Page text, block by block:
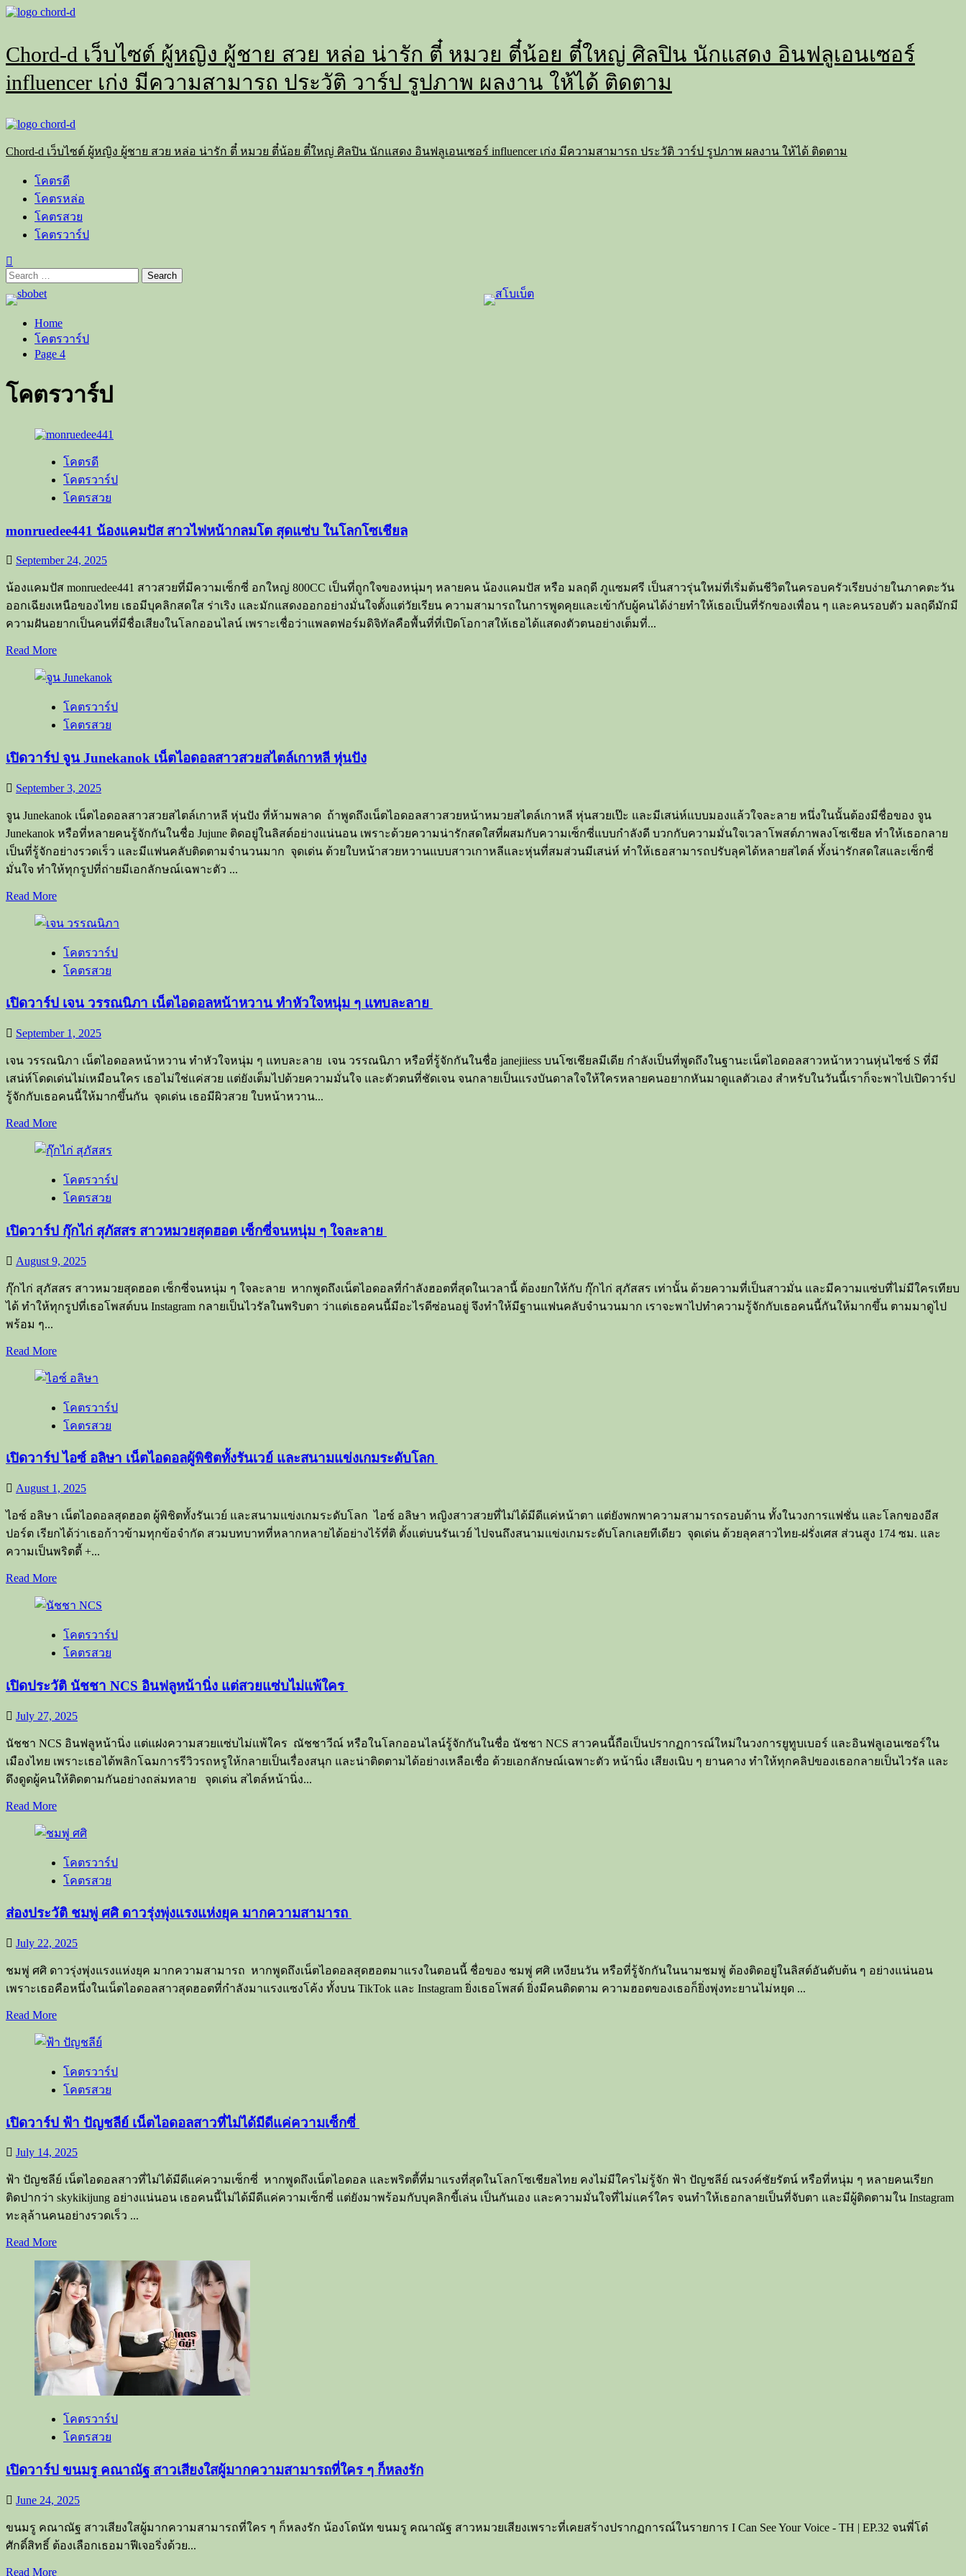
Skip
Chord-d เว็บไซต์ ผู้หญิง ผู้ชาย สวย หล่อ น่ารัก ตี๋ หมวย ตี๋น้อย ตี๋ใหญ่ ศิลปิน นักแสดง อินฟลูเอนเซอร์
influencer เก่ง มีความสามารถ ประวัติ วาร์ป รูปภาพ ผลงาน ให้ได้ ติดตาม
Primary
Chord-d เว็บไซต์ ผู้หญิง ผู้ชาย สวย หล่อ น่ารัก ตี๋ หมวย ตี๋น้อย ตี๋ใหญ่ ศิลปิน นักแสดง อินฟลูเอนเซอร์ influencer เก่ง มีความสามารถ ประวัติ วาร์ป รูปภาพ ผลงาน ให้ได้ ติดตาม
โคตรดี
โคตรหล่อ
โคตรสวย
โคตรวาร์ป
Search
for:
Home
โคตรวาร์ป
Page 4
โคตรวาร์ป
โคตรดี
โคตรวาร์ป
โคตรสวย
monruedee441 น้องแคมปัส สาวไฟหน้ากลมโต สุดแซ่บ ในโลกโซเชียล
September 24, 2025
น้องแคมปัส monruedee441 สาวสวยที่มีความเซ็กซี่ อกใหญ่ 800CC เป็นที่ถูกใจของหนุ่มๆ หลายคน น้องแคมปัส หรือ มลฤดี ภูแซมศรี เป็นสาวรุ่นใหม่ที่เริ่มต้นชีวิตในครอบครัวเรียบง่ายในภาคตะวัน
ออกเฉียงเหนือของไทย เธอมีบุคลิกสดใส ร่าเริง และมักแสดงออกอย่างมั่นใจตั้งแต่วัยเรียน ความสามารถในการพูดคุยและเข้ากับผู้คนได้ง่ายทำให้เธอเป็นที่รักของเพื่อน ๆ และคนรอบตัว มลฤดีมักมี
ความฝันอยากเป็นคนที่มีชื่อเสียงในโลกออนไลน์ เพราะเชื่อว่าแพลตฟอร์มดิจิทัลคือพื้นที่ที่เปิดโอกาสให้เธอได้แสดงตัวตนอย่างเต็มที่...
Read MoreRead
about
น้อง
แคมปัส
ไฟ
กลม
โต
สุด
แซ่บ
ใน
โซ
เชีย
โคตรวาร์ป
โคตรสวย
เปิดวาร์ป จูน Junekanok เน็ตไอดอลสาวสวยสไตล์เกาหลี หุ่นปัง
September 3, 2025
จูน Junekanok เน็ตไอดอลสาวสวยสไตล์เกาหลี หุ่นปัง ที่ห้ามพลาด ถ้าพูดถึงเน็ตไอดอลสาวสวยหน้าหมวยสไตล์เกาหลี หุ่นสวยเป๊ะ และมีเสน่ห์แบบมองแล้วใจละลาย หนึ่งในนั้นต้องมีชื่อของ จูน
Junekanok หรือที่หลายคนรู้จักกันในชื่อ Jujune ติดอยู่ในลิสต์อย่างแน่นอน เพราะด้วยความน่ารักสดใสที่ผสมกับความเซ็กซี่แบบกำลังดี บวกกับความมั่นใจเวลาโพสต์ภาพลงโซเชียล ทำให้เธอกลาย
เป็นที่รู้จักอย่างรวดเร็ว และมีแฟนคลับติดตามจำนวนมาก จุดเด่น ด้วยใบหน้าสวยหวานแบบสาวเกาหลีและหุ่นที่สมส่วนมีเสน่ห์ ทำให้เธอสามารถปรับลุคได้หลายสไตล์ ทั้งน่ารักสดใสและเซ็กซี่
มั่นใจ ทำให้ทุกรูปที่ถ่ายมีเอกลักษณ์เฉพาะตัว ...
Read MoreRead
about
วาร์
Junekanok
ไอ
ดอล
สาว
สวย
เกาหลี
หุ่น
โคตรวาร์ป
โคตรสวย
เปิดวาร์ป เจน วรรณนิภา เน็ตไอดอลหน้าหวาน ทำหัวใจหนุ่ม ๆ แทบละลาย
September 1, 2025
เจน วรรณนิภา เน็ตไอดอลหน้าหวาน ทำหัวใจหนุ่ม ๆ แทบละลาย เจน วรรณนิภา หรือที่รู้จักกันในชื่อ janejiiess บนโซเชียลมีเดีย กำลังเป็นที่พูดถึงในฐานะเน็ตไอดอลสาวหน้าหวานหุ่นไซซ์ S ที่มี
เสน่ห์โดดเด่นไม่เหมือนใคร เธอไม่ใช่แค่สวย แต่ยังเต็มไปด้วยความมั่นใจ และตัวตนที่ชัดเจน จนกลายเป็นแรงบันดาลใจให้ใครหลายคนอยากหันมาดูแลตัวเอง สำหรับในวันนี้เราก็จะพาไปเปิดวาร์ป
รู้จักกับเธอคนนี้ให้มากขึ้นกัน จุดเด่น เธอมีผิวสวย ใบหน้าหวาน...
Read MoreRead
about
วาร์
วรรณ
ไอ
ดอล
หัวใจ
แทบ
ละลาย
โคตรวาร์ป
โคตรสวย
เปิดวาร์ป กุ๊กไก่ สุภัสสร สาวหมวยสุดฮอต เซ็กซี่จนหนุ่ม ๆ ใจละลาย
August 9, 2025
กุ๊กไก่ สุภัสสร สาวหมวยสุดฮอต เซ็กซี่จนหนุ่ม ๆ ใจละลาย หากพูดถึงเน็ตไอดอลที่กำลังฮอตที่สุดในเวลานี้ ต้องยกให้กับ กุ๊กไก่ สุภัสสร เท่านั้น ด้วยความที่เป็นสาวมั่น และมีความแซ่บที่ไม่มีใครเทียบ
ได้ ทำให้ทุกรูปที่เธอโพสต์บน Instagram กลายเป็นไวรัลในพริบตา ว่าแต่เธอคนนี้มีอะไรดีซ่อนอยู่ จึงทำให้มีฐานแฟนคลับจำนวนมาก เราจะพาไปทำความรู้จักกับเธอคนนี้กันให้มากขึ้น ตามมาดูไป
พร้อม ๆ...
Read MoreRead
about
วาร์
ไก่
สาว
ห
มวย
เซ็กซี่
จน
หนุ่ม
ใจ
โคตรวาร์ป
โคตรสวย
เปิดวาร์ป ไอซ์ อลิษา เน็ตไอดอลผู้พิชิตทั้งรันเวย์ และสนามแข่งเกมระดับโลก
August 1, 2025
ไอซ์ อลิษา เน็ตไอดอลสุดฮอต ผู้พิชิตทั้งรันเวย์ และสนามแข่งเกมระดับโลก ไอซ์ อลิษา หญิงสาวสวยที่ไม่ได้มีดีแค่หน้าตา แต่ยังพกพาความสามารถรอบด้าน ทั้งในวงการแฟชั่น และโลกของอีส
ปอร์ต เรียกได้ว่าเธอก้าวข้ามทุกข้อจำกัด สวมบทบาทที่หลากหลายได้อย่างไร้ที่ติ ตั้งแต่บนรันเวย์ ไปจนถึงสนามแข่งเกมระดับโลกเลยทีเดียว จุดเด่น ด้วยลุคสาวไทย-ฝรั่งเศส ส่วนสูง 174 ซม. และ
ความเป็นพริตตี้ +...
Read MoreRead
about
วาร์
อ
ไอ
ดอล
ผู้
รันเวย์
สนาม
แข่ง
เกม
โลก
โคตรวาร์ป
โคตรสวย
เปิดประวัติ นัชชา NCS อินฟลูหน้านิ่ง แต่สวยแซ่บไม่แพ้ใคร
July 27, 2025
นัชชา NCS อินฟลูหน้านิ่ง แต่แฝงความสวยแซ่บไม่แพ้ใคร ณัชชาวีณ์ หรือในโลกออนไลน์รู้จักกันในชื่อ นัชชา NCS สาวคนนี้ถือเป็นปรากฏการณ์ใหม่ในวงการยูทูบเบอร์ และอินฟลูเอนเซอร์ใน
เมืองไทย เพราะเธอได้พลิกโฉมการรีวิวรถหรูให้กลายเป็นเรื่องสนุก และน่าติดตามได้อย่างเหลือเชื่อ ด้วยเอกลักษณ์เฉพาะตัว หน้านิ่ง เสียงเนิบ ๆ ยานคาง ทำให้ทุกคลิปของเธอกลายเป็นไวรัล และ
ดึงดูดผู้คนให้ติดตามกันอย่างถล่มทลาย จุดเด่น สไตล์หน้านิ่ง...
Read MoreRead
about
ประวัติ
นัช
NCS
ฟลู
หน้า
นิ่ง
สวย
แซ่
ไม่
แพ้
โคตรวาร์ป
โคตรสวย
ส่องประวัติ ชมพู่ ศศิ ดาวรุ่งพุ่งแรงแห่งยุค มากความสามารถ
July 22, 2025
ชมพู่ ศศิ ดาวรุ่งพุ่งแรงแห่งยุค มากความสามารถ หากพูดถึงเน็ตไอดอลสุดฮอตมาแรงในตอนนี้ ชื่อของ ชมพู่ ศศิ เหงียนวัน หรือที่รู้จักกันในนามชมพู่ ต้องติดอยู่ในลิสต์อันดับต้น ๆ อย่างแน่นอน
เพราะเธอคือหนึ่งในเน็ตไอดอลสาวสุดฮอตที่กำลังมาแรงแซงโค้ง ทั้งบน TikTok และ Instagram ยิ่งเธอโพสต์ ยิ่งมีคนติดตาม ความฮอตของเธอก็ยิ่งพุ่งทะยานไม่หยุด ...
Read MoreRead
about
ประวัติ
ชมพู่
ดาว
รุ่ง
แรง
แห่ง
ยุค
สามารถ
โคตรวาร์ป
โคตรสวย
เปิดวาร์ป ฟ้า ปัญชลีย์ เน็ตไอดอลสาวที่ไม่ได้มีดีแค่ความเซ็กซี่
July 14, 2025
ฟ้า ปัญชลีย์ เน็ตไอดอลสาวที่ไม่ได้มีดีแค่ความเซ็กซี่ หากพูดถึงเน็ตไอดอล และพริตตี้ที่มาแรงที่สุดในโลกโซเชียลไทย คงไม่มีใครไม่รู้จัก ฟ้า ปัญชลีย์ ณรงค์ชัยรัตน์ หรือที่หนุ่ม ๆ หลายคนเรียก
ติดปากว่า skykikijung อย่างแน่นอน เธอคนนี้ไม่ได้มีดีแค่ความเซ็กซี่ แต่ยังมาพร้อมกับบุคลิกขี้เล่น เป็นกันเอง และความมั่นใจที่ไม่แคร์ใคร จนทำให้เธอกลายเป็นที่จับตา และมีผู้ติดตามใน Instagram
ทะลุล้านคนอย่างรวดเร็ว ...
Read MoreRead
about
เปิด
วาร์
ฟ้า
ปัญ
ชลี
ย์
ไอ
ดอล
สาว
ไม่
มี
ดี
แค่
โคตรวาร์ป
โคตรสวย
เปิดวาร์ป ขนมรู คณาณัฐ สาวเสียงใสผู้มากความสามารถที่ใคร ๆ ก็หลงรัก
June 24, 2025
ขนมรู คณาณัฐ สาวเสียงใสผู้มากความสามารถที่ใคร ๆ ก็หลงรัก น้องโดนัท ขนมรู คณาณัฐ สาวหมวยเสียงเพราะที่เคยสร้างปรากฏการณ์ในรายการ I Can See Your Voice - TH | EP.32 จนพี่โต๋
ศักดิ์สิทธิ์ ต้องเลือกเธอมาฟีเจอริ่งด้วย...
Read MoreRead